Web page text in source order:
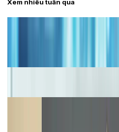
Tư vấn
hấp dẫn
năm 2026
Bảng giá iPhone 15 cập